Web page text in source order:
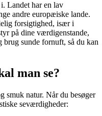
Landet har en lav
andre europæiske lande.
forsigtighed, især i
på dine værdigenstande,
sunde fornuft, så du kan
man se?
smuk natur. Når du besøger
seværdigheder: